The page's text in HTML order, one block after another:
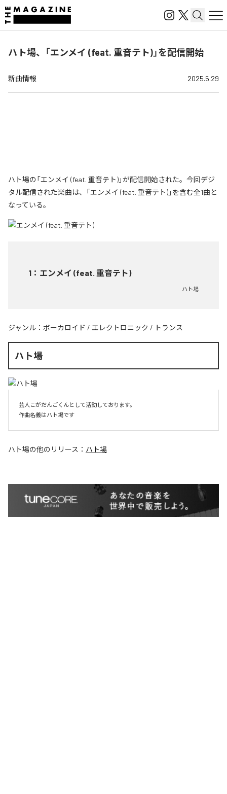
ハト場、「エンメイ (feat. 重音テト)」を配信開始
新曲情報 2025.5.29
ハト場の「エンメイ (feat. 重音テト)」が配信開始された。今回デジ
タル配信された楽曲は、「エンメイ (feat. 重音テト)」を含む全1曲と
なっている。
1 ： エンメイ (feat. 重音テト)
ハト場
ジャンル： ボーカロイド / エレクトロニック / トランス
ハト場
芸人こがだんごくんとして活動しております。
作曲名義はハト場です
ハト場の他のリリース： ハト場